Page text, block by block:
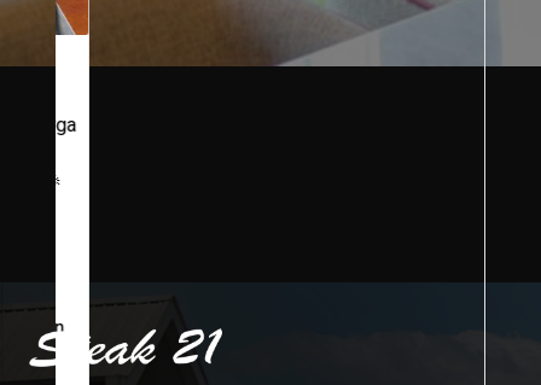
@vivi_lim88
Enjoy the day with the Ones You Love Chill &
#tagsforlikes #any #bless #like #sweet
#happy #happiness #moment #good #time
#vivilim #styleoftheday"